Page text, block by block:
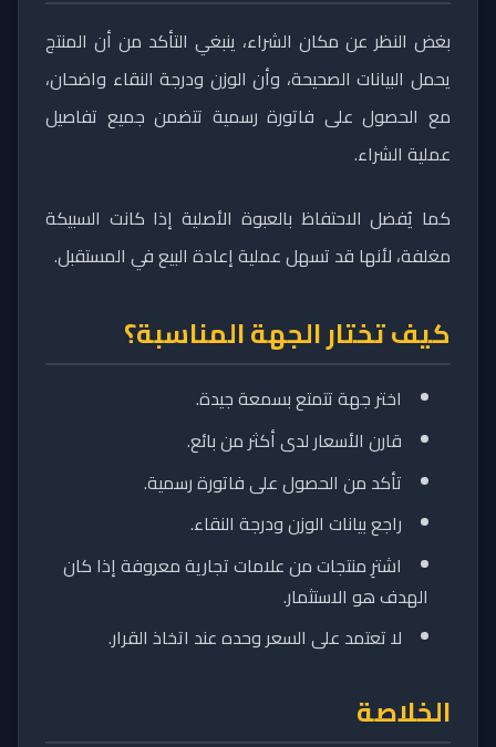
بغض النظر عن مكان الشراء، ينبغي التأكد من أن المنتج
يحمل البيانات الصحيحة، وأن الوزن ودرجة النقاء واضحان،
مع الحصول على فاتورة رسمية تتضمن جميع تفاصيل
عملية الشراء.
كما يُفضل الاحتفاظ بالعبوة الأصلية إذا كانت السبيكة
مغلفة، لأنها قد تسهل عملية إعادة البيع في المستقبل.
كيف تختار الجهة المناسبة؟
اختر جهة تتمتع بسمعة جيدة.
قارن الأسعار لدى أكثر من بائع.
تأكد من الحصول على فاتورة رسمية.
راجع بيانات الوزن ودرجة النقاء.
اشترِ منتجات من علامات تجارية معروفة إذا كان
الهدف هو الاستثمار.
لا تعتمد على السعر وحده عند اتخاذ القرار.
الخلاصة